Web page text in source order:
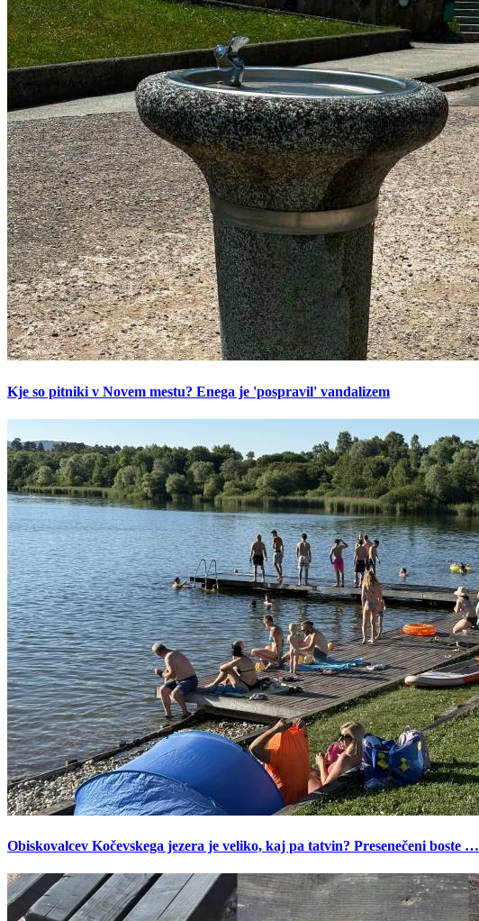
Kje so pitniki v Novem mestu? Enega je 'pospravil' vandalizem
Obiskovalcev Kočevskega jezera je veliko, kaj pa tatvin? Presenečeni boste …